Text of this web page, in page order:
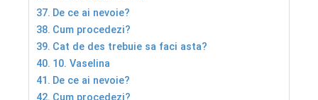
De ce ai nevoie?
Cum procedezi?
Cat de des trebuie sa faci asta?
10. Vaselina
De ce ai nevoie?